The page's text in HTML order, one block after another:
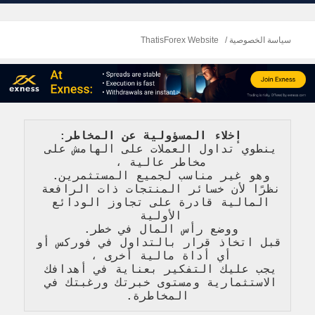
سياسة الخصوصية ThatisForex Website
إخلاء المسؤولية عن المخاطر :
ينطوي تداول العملات على الهامش على
مخاطر عالية
،
وهو غير مناسب لجميع المستثمرين.
الأولية
ووضع رأس المال في خطر.
أي أداة مالية أخرى ،
يجب عليك التفكير بعناية في أهدافك
الاستثمارية ومستوى خبرتك ورغبتك في
المخاطرة .